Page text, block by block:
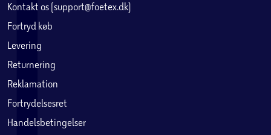
Kontakt os (support@foetex.dk)
Fortryd køb
Levering
Returnering
Reklamation
Fortrydelsesret
Handelsbetingelser